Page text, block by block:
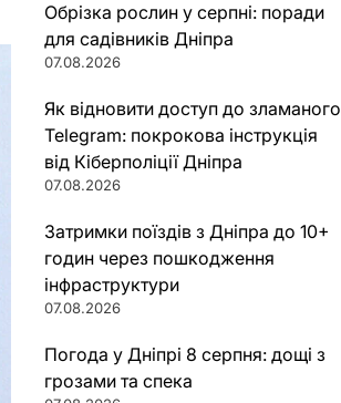
Обрізка рослин у серпні: поради
для садівників Дніпра
07.08.2026
Як відновити доступ до зламаного
Telegram: покрокова інструкція
від Кіберполіції Дніпра
07.08.2026
Затримки поїздів з Дніпра до 10+
годин через пошкодження
інфраструктури
07.08.2026
Погода у Дніпрі 8 серпня: дощі з
грозами та спека